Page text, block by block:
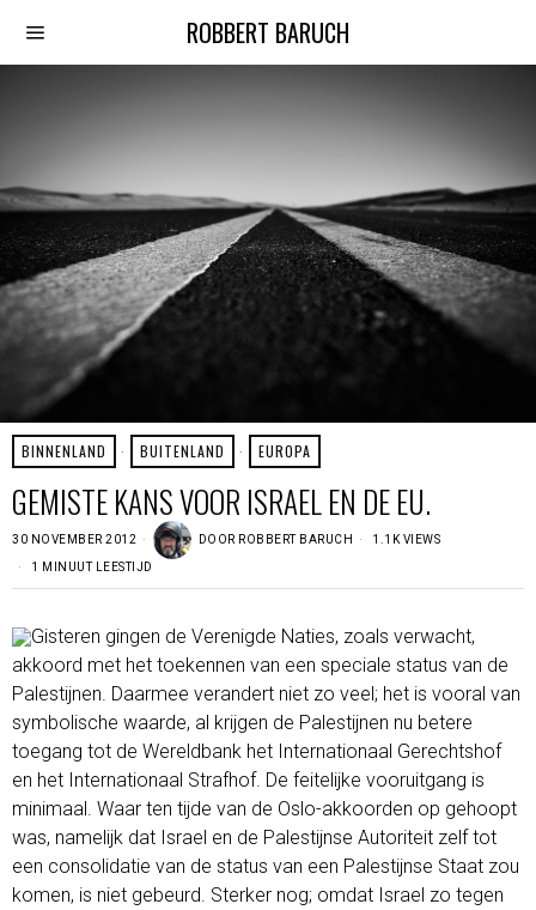
ROBBERT BARUCH
BINNENLAND · BUITENLAND · EUROPA
GEMISTE KANS VOOR ISRAEL EN DE EU.
30 NOVEMBER 2012 DOOR ROBBERT BARUCH 1.1K VIEWS
1 MINUUT LEESTIJD
Gisteren gingen de Verenigde Naties, zoals verwacht,
akkoord met het toekennen van een speciale status van de
Palestijnen. Daarmee verandert niet zo veel; het is vooral van
symbolische waarde, al krijgen de Palestijnen nu betere
toegang tot de Wereldbank het Internationaal Gerechtshof
en het Internationaal Strafhof. De feitelijke vooruitgang is
minimaal. Waar ten tijde van de Oslo-akkoorden op gehoopt
was, namelijk dat Israel en de Palestijnse Autoriteit zelf tot
een consolidatie van de status van een Palestijnse Staat zou
komen, is niet gebeurd. Sterker nog; omdat Israel zo tegen